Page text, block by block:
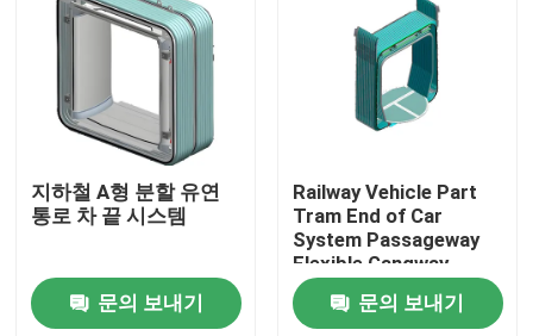
집
지하철 A형 분할 유연
통로 차 끝 시스템
문의 보내기
Railway Vehicle Part
Tram End of Car
System Passageway
Flexible Gangway
문의 보내기